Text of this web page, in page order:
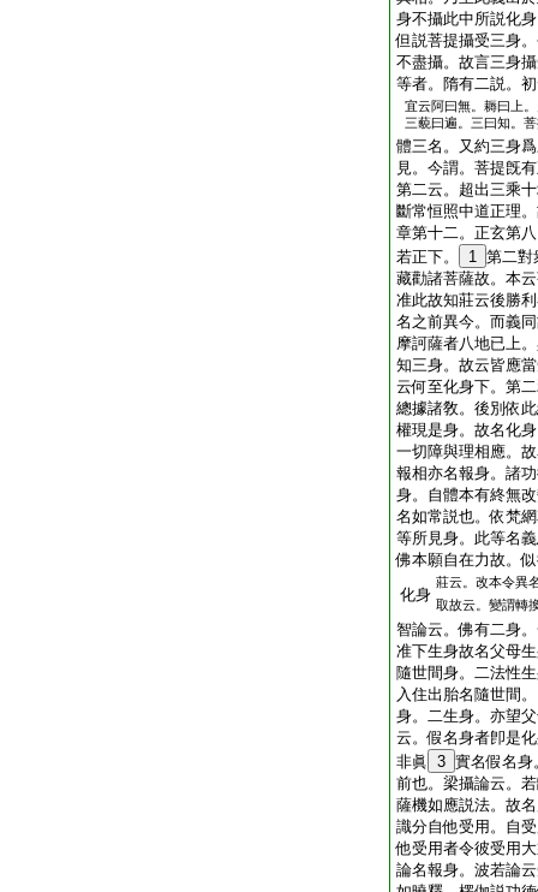
身不攝此中所説化
但説菩提攝受三身
不盡攝。故言三身
等者。隋有二説。
宜云阿曰無。耨曰上
三藐曰遍。三曰知。
體三名。又約三身
見。今謂。菩提旣
第二云。超出三乘
斷常恒照中道正理
章第十二。正玄第
若正下。
1 第二對
藏勸諸菩薩故。本
准此故知莊云後勝
名之前異今。而義
摩訶薩者八地已上
知三身。故云皆應
云何至化身下。第
總據諸敎。後別依
權現是身。故名化
一切障與理相應。
報相亦名報身。諸
身。自體本有終無
名如常説也。依梵
等所見身。此等名
佛本願自在力故。
化身
莊云。改本令異
取故云。變謂轉
智論云。佛有二身
准下生身故名父母
隨世間身。二法性
入住出胎名隨世間
身。二生身。亦望
云。假名身者卽是
非眞 3 實名假名身
前也。梁攝論云。
薩機如應説法。故
識分自他受用。自
他受用者令彼受用
論名報身。波若論